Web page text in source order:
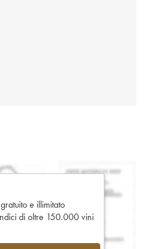
e illimitato
di oltre 150.000 vini